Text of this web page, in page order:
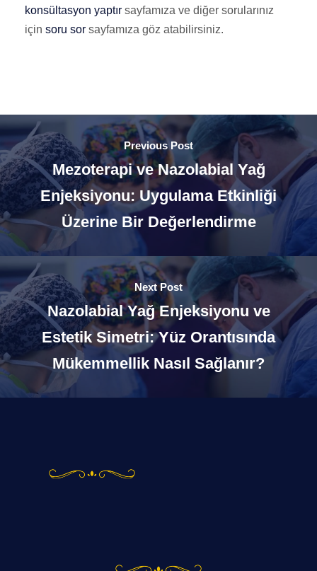
konsültasyon yaptır sayfamıza ve diğer sorularınız
için soru sor sayfamıza göz atabilirsiniz.
Previous Post
Mezoterapi ve Nazolabial Yağ
Enjeksiyonu: Uygulama Etkinliği
Üzerine Bir Değerlendirme
Next Post
Nazolabial Yağ Enjeksiyonu ve
Estetik Simetri: Yüz Orantısında
Mükemmellik Nasıl Sağlanır?